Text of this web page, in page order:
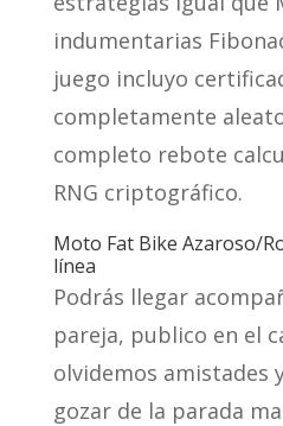
indumentarias
juego incluyo
completamente
completo rebote
RNG criptográfico.
Moto Fat Bike Azaroso/
línea
Podrás llegar
pareja, publico en el
olvidemos amistades
gozar de la parada